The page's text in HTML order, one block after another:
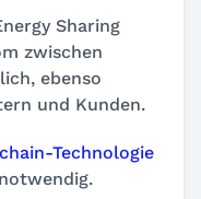
Sharing
zwischen
ebenso
und Kunden.
Technologie